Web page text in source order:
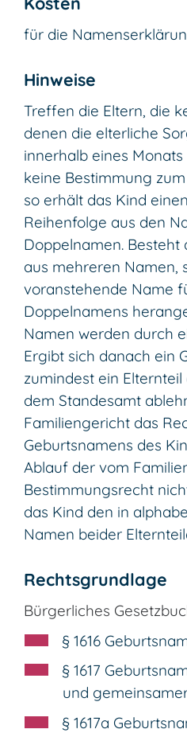
für die
Hinweise
Treffen die Eltern, die
denen die elterliche
innerhalb eines
keine Bestimmung
so erhält das Kind
Reihenfolge aus den
Doppelnamen.
aus mehreren Namen,
voranstehende Name
Doppelnamens
Namen werden durch
Ergibt sich danach ein
zumindest ein
dem Standesamt
Familiengericht das
Geburtsnamens des
Ablauf der vom
Bestimmungsrecht
das Kind den in
Namen beider
Rechtsgrundlage
Bürgerliches
§ 1616
§ 1617
und
§ 1617a